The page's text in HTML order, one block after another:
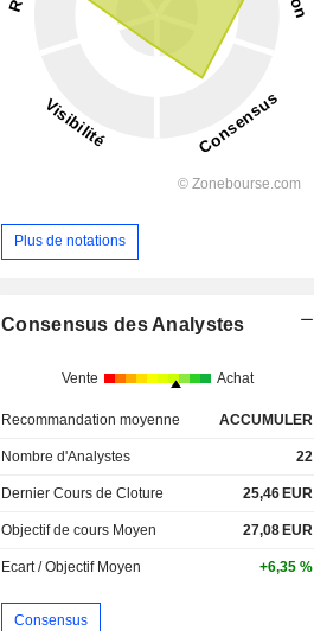
Plus de notations
Consensus des Analystes
Vente Achat
Recommandation moyenne ACCUMULER
Nombre d'Analystes 22
Dernier Cours de Cloture 25,46 EUR
Objectif de cours Moyen 27,08 EUR
Ecart / Objectif Moyen +6,35 %
Consensus